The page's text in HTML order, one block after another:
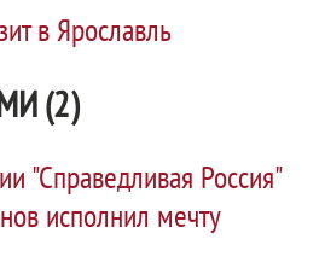
в Ярославль
(2)
"Справедливая Россия"
исполнил мечту